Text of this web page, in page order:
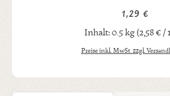
Regulärer
1,29 €
Inhalt:0.5 kg(2,58 € /
Preise inkl. MwSt. zzgl.